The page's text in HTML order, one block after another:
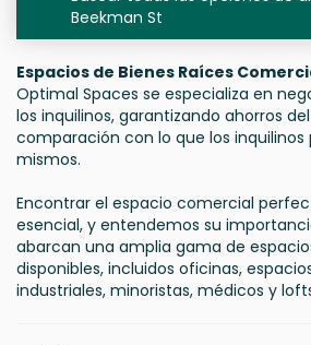
Beekman St
Espacios de Bienes Raíces
Optimal Spaces se especializa en
los inquilinos, garantizando ahorros del
comparación con lo que los inquilinos
mismos.
Encontrar el espacio comercial
esencial, y entendemos su
abarcan una amplia gama de
disponibles, incluidos oficinas,
industriales, minoristas, médicos y